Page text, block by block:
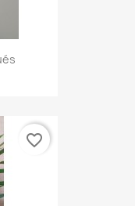
favorite_border